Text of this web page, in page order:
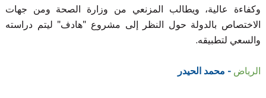
وكفاءة عالية، ويطالب المزنعي من وزارة الصحة ومن جهات
الاختصاص بالدولة حول النظر إلى مشروع "هادف" ليتم دراسته
والسعي لتطبيقه.
الرياض - محمد الحيدر